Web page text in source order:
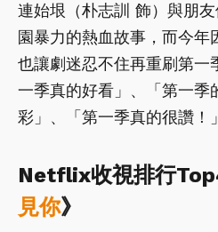
連始垠（朴志訓 飾）與朋
園暴力的熱血故事，而今年
也讓劇迷忍不住再重刷第一
一季真的好看」、「第一季
彩」、「第一季真的很讚！」
Netflix收視排行
見你》